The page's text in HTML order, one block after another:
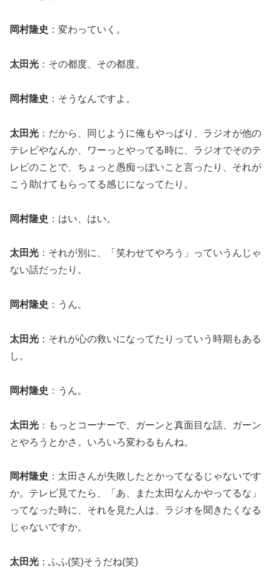
岡村隆史 ：変わっていく。
太田光 ：その都度、その都度。
岡村隆史 ：そうなんですよ。
太田光 ：だから、同じように俺もやっぱり、ラジオが他の
テレビやなんか、ワーっとやってる時に、ラジオでそのテ
レビのことで、ちょっと愚痴っぽいこと言ったり、それが
こう助けてもらってる感じになってたり。
岡村隆史 ：はい、はい。
太田光 ：それが別に、「笑わせてやろう」っていうんじゃ
ない話だったり。
岡村隆史 ：うん。
太田光 ：それが心の救いになってたりっていう時期もある
し。
岡村隆史 ：うん。
太田光 ：もっとコーナーで、ガーンと真面目な話、ガーン
とやろうとかさ。いろいろ変わるもんね。
岡村隆史 ：太田さんが失敗したとかってなるじゃないです
か。テレビ見てたら、「あ、また太田なんかやってるな」
ってなった時に、それを見た人は、ラジオを聞きたくなる
じゃないですか。
太田光 ：ふふ(笑)そうだね(笑)